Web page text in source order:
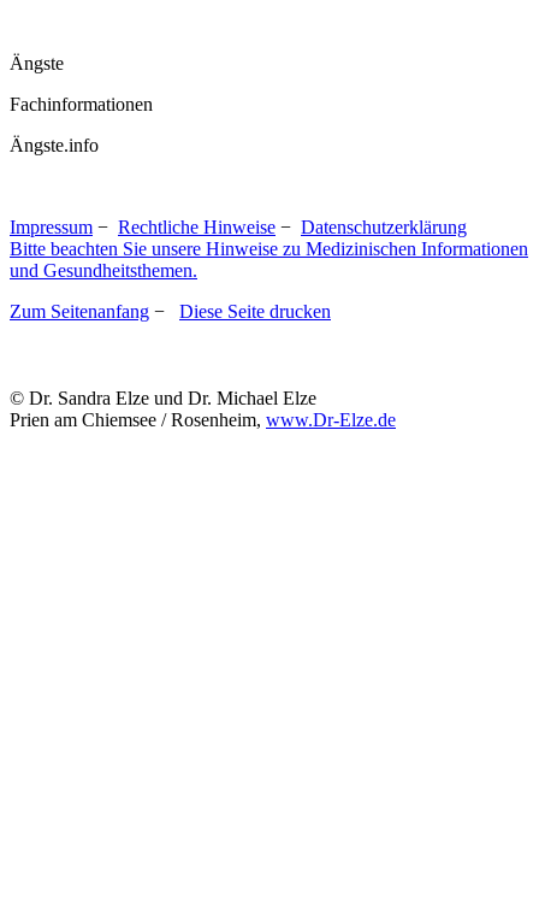
Ängste
Fachinformationen
Ängste.info
Impressum − Rechtliche Hinweise − Datenschutzerklärung
Bitte beachten Sie unsere Hinweise zu Medizinischen Informationen
und Gesundheitsthemen.
Zum Seitenanfang − Diese Seite drucken
© Dr. Sandra Elze und Dr. Michael Elze
Prien am Chiemsee / Rosenheim, www.Dr-Elze.de